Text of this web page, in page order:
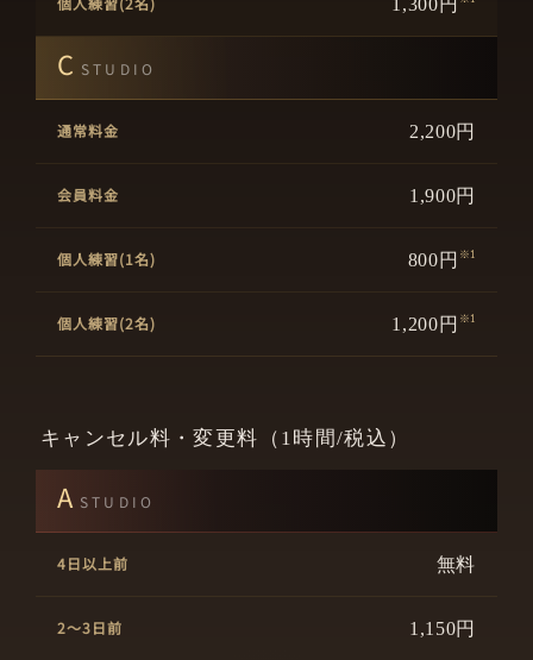
C STUDIO
2,200円
1,900円
800円 ※1
1,200円 ※1
キャンセル料・変更料（1時間/税込）
A STUDIO
無料
1,150円